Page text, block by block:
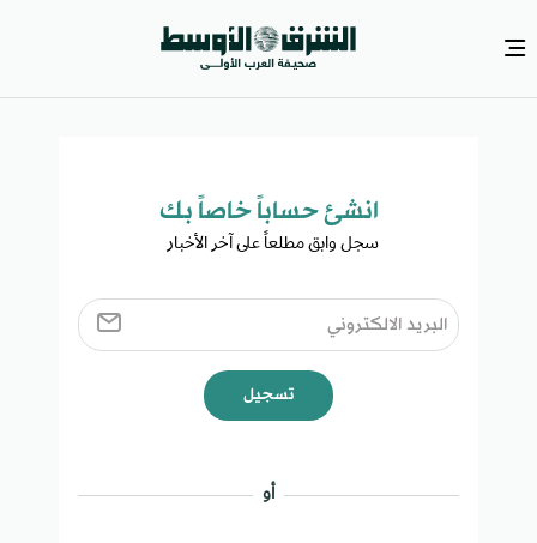
انشئ حساباً خاصاً بك​
سجل وابق مطلعاً على آخر الأخبار ​
تسجيل
أو